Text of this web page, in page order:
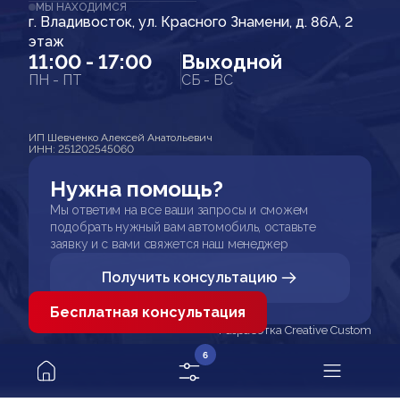
МЫ НАХОДИМСЯ
г. Владивосток, ул. Красного Знамени, д. 86А, 2
этаж
11:00 - 17:00
ПН - ПТ
Выходной
СБ - ВС
ИП Шевченко Алексей Анатольевич
ИНН: 251202545060
Нужна помощь?
Мы ответим на все ваши запросы и сможем
подобрать нужный вам автомобиль, оставьте
заявку и с вами свяжется наш менеджер
Получить консультацию
Разработка Creative Custom
6
Бесплатная консультация